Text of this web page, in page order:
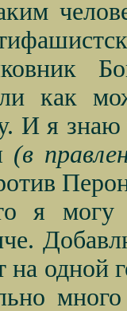
как
И я знаю
(в
я могу
на одной